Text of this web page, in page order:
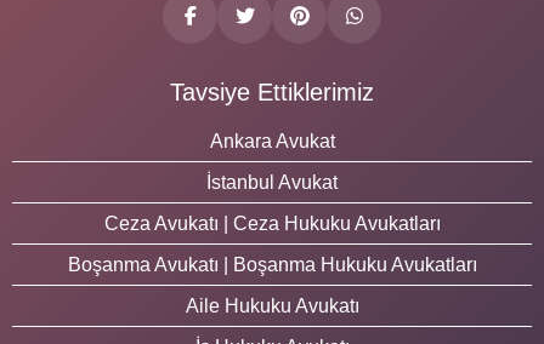
Tavsiye Ettiklerimiz
Ankara Avukat
İstanbul Avukat
Ceza Avukatı | Ceza Hukuku Avukatları
Boşanma Avukatı | Boşanma Hukuku Avukatları
Aile Hukuku Avukatı